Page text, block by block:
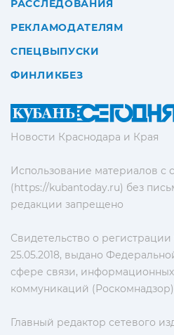
Новости Краснодара и Края
Использование материалов с
(https://kubantoday.ru) без
редакции запрещено
Свидетельство о
25.05.2018, выдано
сфере связи,
коммуникаций (Роскомнадзор)
Главный редактор сетевого
РАССЛЕДОВАНИЯ
РЕКЛАМОДАТЕЛЯМ
СПЕЦВЫПУСКИ
ФИНЛИКБЕЗ